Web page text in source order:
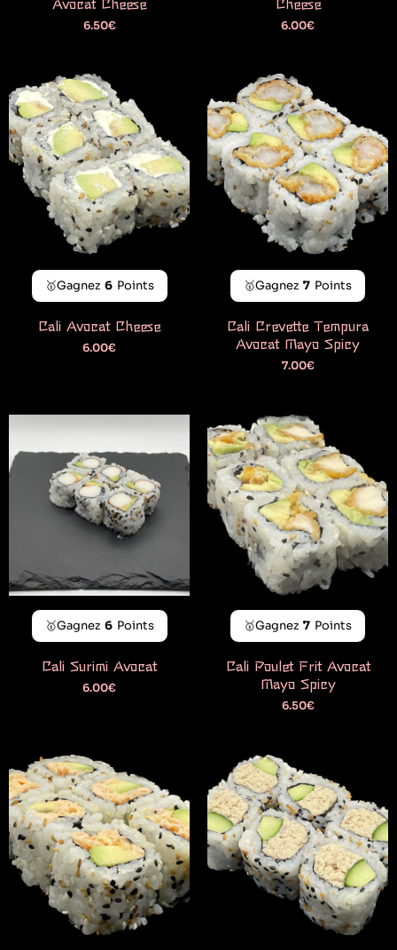
6.50€ 6.00€
🥇Gagnez 6 Points
Cali Avocat Cheese
6.00€
🥇Gagnez 7 Points
Cali Crevette Tempura
Avocat Mayo Spicy
7.00€
🥇Gagnez 6 Points
Cali Surimi Avocat
6.00€
🥇Gagnez 7 Points
Cali Poulet Frit Avocat
Mayo Spicy
6.50€